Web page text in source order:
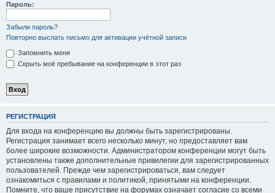
Пароль:
Забыли пароль?
Повторно выслать письмо для активации учётной записи
Запомнить меня
Скрыть моё пребывание на конференции в этот раз
РЕГИСТРАЦИЯ
Для входа на конференцию вы должны быть зарегистрированы.
Регистрация занимает всего несколько минут, но предоставляет вам
более широкие возможности. Администратором конференции могут быть
установлены также дополнительные привилегии для зарегистрированных
пользователей. Прежде чем зарегистрироваться, вам следует
ознакомиться с правилами и политикой, принятыми на конференции.
Помните, что ваше присутствие на форумах означает согласие со всеми